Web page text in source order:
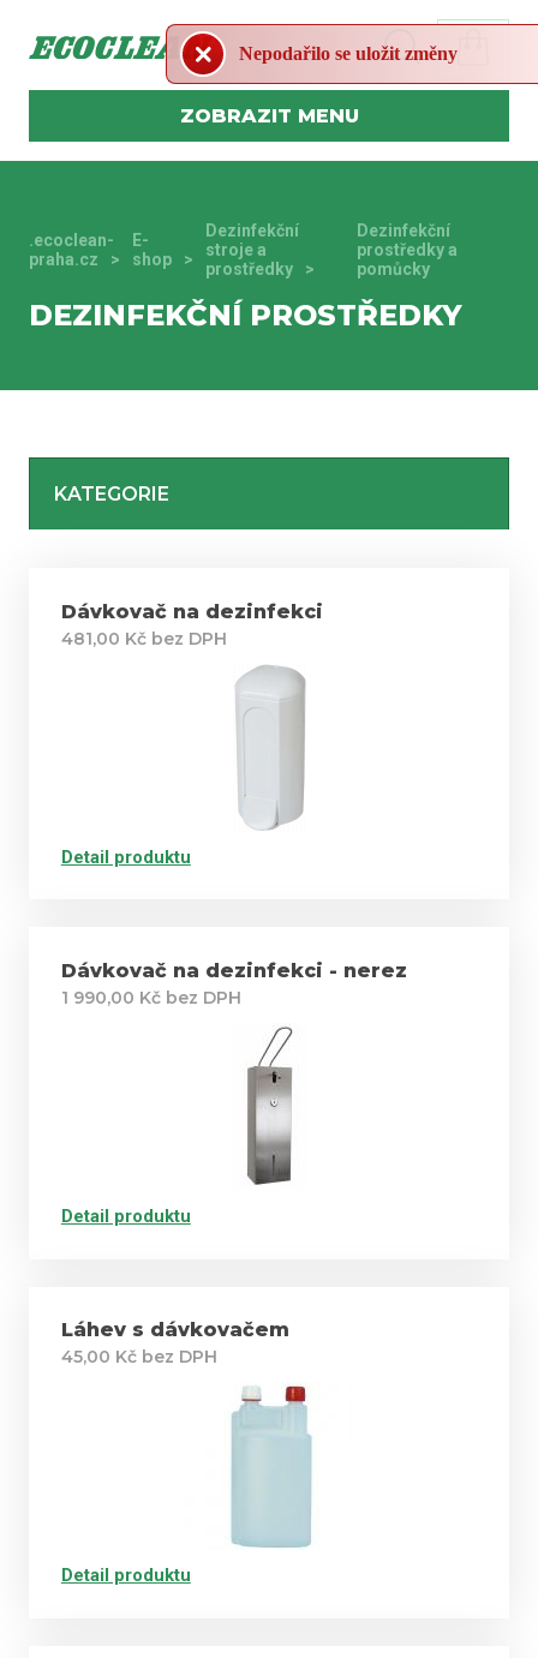
MENU
.ecoclean-
praha.cz
E-
shop
Dezinfekční
stroje a
prostředky
Dezinfekční
prostředky a
pomůcky
DEZINFEKČNÍ PROSTŘEDKY
KATEGORIE
Dávkovač na dezinfekci
481,00 Kč bez DPH
Detail produktu
Dávkovač na dezinfekci - nerez
1 990,00 Kč bez DPH
Detail produktu
Láhev s dávkovačem
45,00 Kč bez DPH
Detail produktu
Nepodařilo se uložit změny